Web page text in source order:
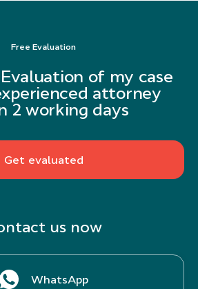
Free Evaluation
of my case
attorney
2 working days
Get evaluated
us now
WhatsApp